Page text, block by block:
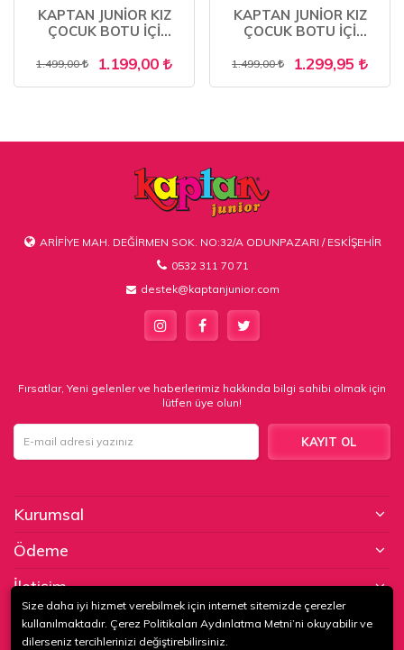
KAPTAN JUNİOR KIZ
ÇOCUK BOTU İÇİ
TABAN
1.499,00 1.199,00
KAPTAN JUNİOR KIZ
ÇOCUK BOTU İÇİ
1.499,00 1.299,95
ARİFİYE MAH. DEĞİRMEN SOK. NO:32/A ODUNPAZARI / ESKİŞEHİR
0532 311 70 71
destek@kaptanjunior.com
Fırsatlar, Yeni gelenler ve haberlerimiz hakkında bilgi sahibi olmak için
lütfen üye olun!
KAYIT OL
Kurumsal
Ödeme
İletişim
© 2020KAPTAN KUNDURA DERİ MAMÜLLERİ KONF. TİC. VE SAN. LTD.
ŞTİ. Tüm hakları saklıdır.
Size daha iyi hizmet verebilmek için internet sitemizde çerezler
kullanılmaktadır. Çerez Politikaları Aydınlatma Metni’ni okuyabilir ve
dilerseniz tercihlerinizi değiştirebilirsiniz.